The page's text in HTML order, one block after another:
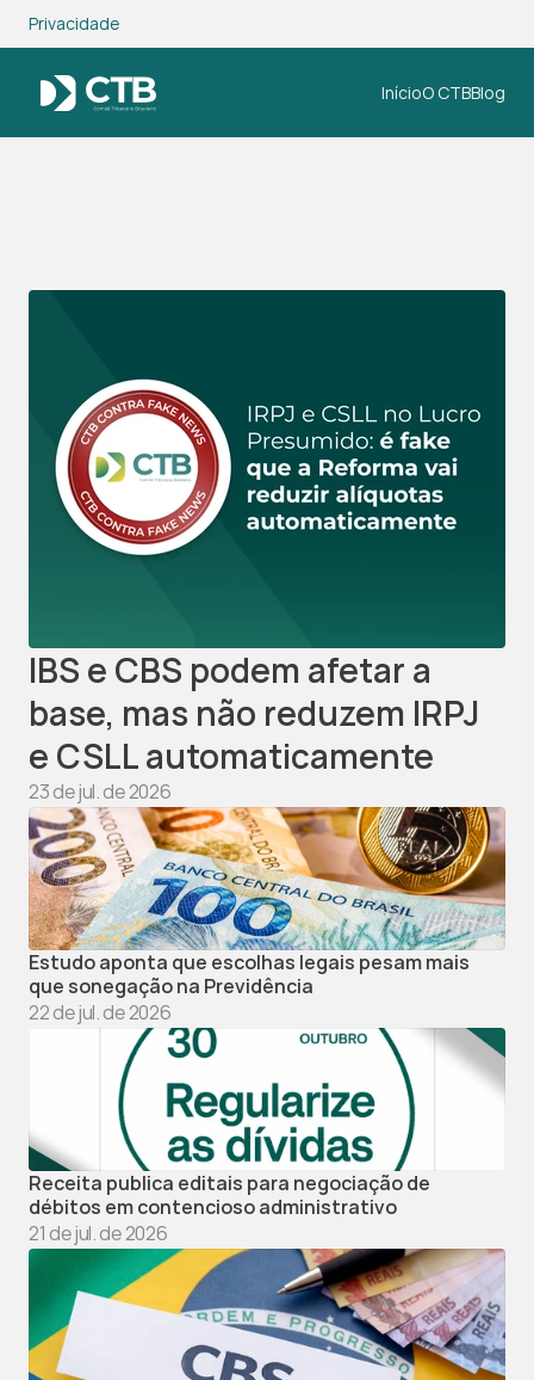
Privacidade
InícioO CTBBlog
IBS e CBS podem afetar a
base, mas não reduzem IRPJ
e CSLL automaticamente
23 de jul. de 2026
Estudo aponta que escolhas legais pesam mais
que sonegação na Previdência
22 de jul. de 2026
Receita publica editais para negociação de
débitos em contencioso administrativo
21 de jul. de 2026